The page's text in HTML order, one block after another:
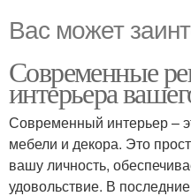
Вас может
Современные
интерьера
Современный интерьер –
мебели и декора. Это
вашу личность,
удовольствие. В